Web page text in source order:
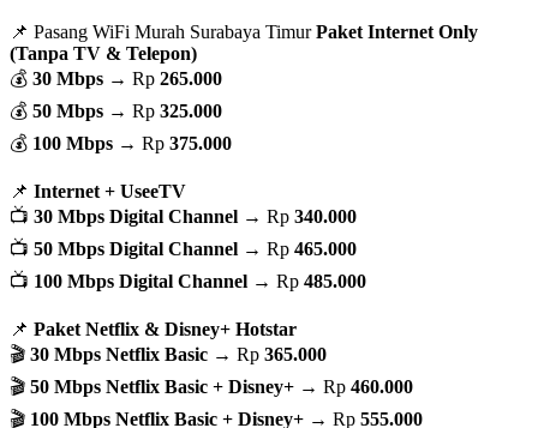
📌 Pasang WiFi Murah Surabaya TimurPaket Internet Only
(Tanpa TV & Telepon)
💰 30 Mbps → Rp 265.000
💰 50 Mbps → Rp 325.000
💰 100 Mbps → Rp 375.000
📌 Internet + UseeTV
📺 30 Mbps Digital Channel → Rp 340.000
📺 50 Mbps Digital Channel → Rp 465.000
📺 100 Mbps Digital Channel → Rp 485.000
📌 Paket Netflix & Disney+ Hotstar
🎬 30 Mbps Netflix Basic → Rp 365.000
🎬 50 Mbps Netflix Basic + Disney+ → Rp 460.000
🎬 100 Mbps Netflix Basic + Disney+ → Rp 555.000